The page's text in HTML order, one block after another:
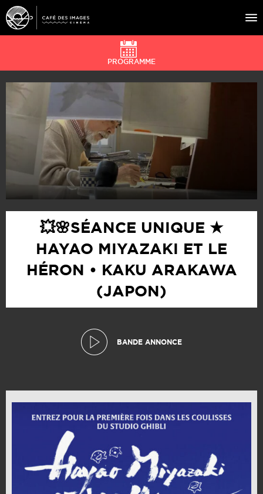
À L’AFFICHE
CAFÉ DU CINÉ
PRATIQUE
ÉDUCATION AUX IMAGES
PROGRAMME
💥🌸SÉANCE UNIQUE ★
HAYAO MIYAZAKI ET LE
HÉRON • KAKU ARAKAWA
(JAPON)
BANDE ANNONCE